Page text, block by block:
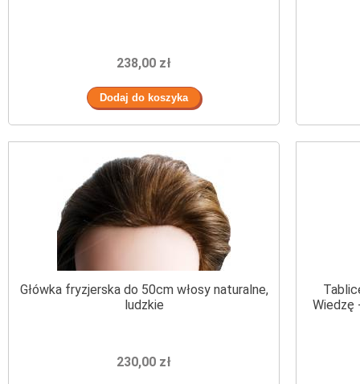
238,00 zł
Główka fryzjerska do 50cm włosy naturalne,
ludzkie
230,00 zł
Wiedzę